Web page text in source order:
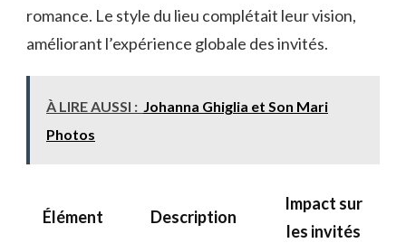
romance. Le style du lieu complétait leur vision,
améliorant l’expérience globale des invités.
À LIRE AUSSI : Johanna Ghiglia et Son Mari
Photos
Élément Description
Impact sur
les invités